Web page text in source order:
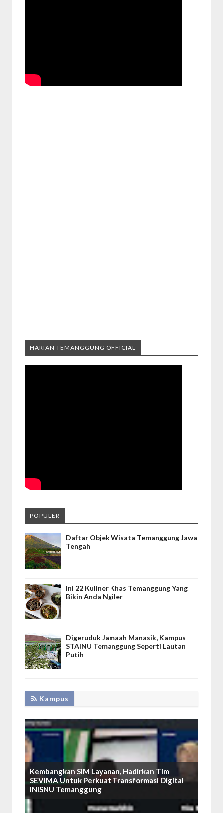
HARIAN TEMANGGUNG OFFICIAL
POPULER
Daftar Objek Wisata Temanggung Jawa
Tengah
Ini 22 Kuliner Khas Temanggung Yang
Bikin Anda Ngiler
Digeruduk Jamaah Manasik, Kampus
STAINU Temanggung Seperti Lautan
Putih
Kampus
Kembangkan SIM Layanan, Hadirkan Tim
SEVIMA Untuk Perkuat Transformasi Digital
INISNU Temanggung